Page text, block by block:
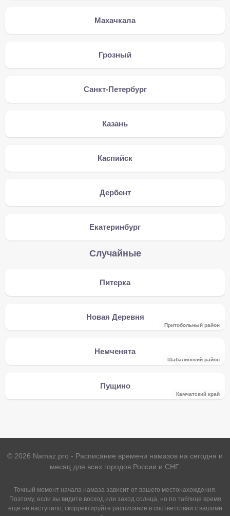
Махачкала
Грозный
Санкт-Петербург
Казань
Каспийск
Дербент
Екатеринбург
Случайные
Питерка
Новая Деревня
Притобольный район
Немченята
Шабалинский район
Пущино
Камчатский край
© 2026 Namaz.pro - Расписание времени намазов на сегодня и
месяц для всех городов России и СНГ.
Точный момент начала намаза зависит от вашего местонахождения.
Поэтому, если вы видите восход или заход солнца, но по таблице время
еще не наступило, скорректируйте расписание в соответствии с вашими